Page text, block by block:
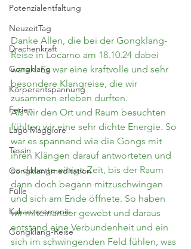
Potenzialentfaltung
NeuzeitTag
Drachenkraft
Gongklang
Körperentspannung
Ferien
Lago Maggiore
Tessin
Gongklangmeditation
Fülle
Kakaozeremonie
Gongklang-Reise
Danke Allen, die bei der Gongklang-
Reise in Locarno am 18.10.24 dabei
waren. Es war eine kraftvolle und sehr
besondere Klangreise, die wir
zusammen erleben durften.
Als wir den Ort und Raum besuchten
fühlten wir eine sehr dichte Energie. So
war es spannend wie die Gongs mit
ihren Klängen darauf antworteten und
es dauerte einige Zeit, bis der Raum
dann doch begann mitzuschwingen
und sich am Ende öffnete. So haben
wir miteinander gewebt und daraus
entstand eine Verbundenheit und ein
sich im schwingenden Feld fühlen, was